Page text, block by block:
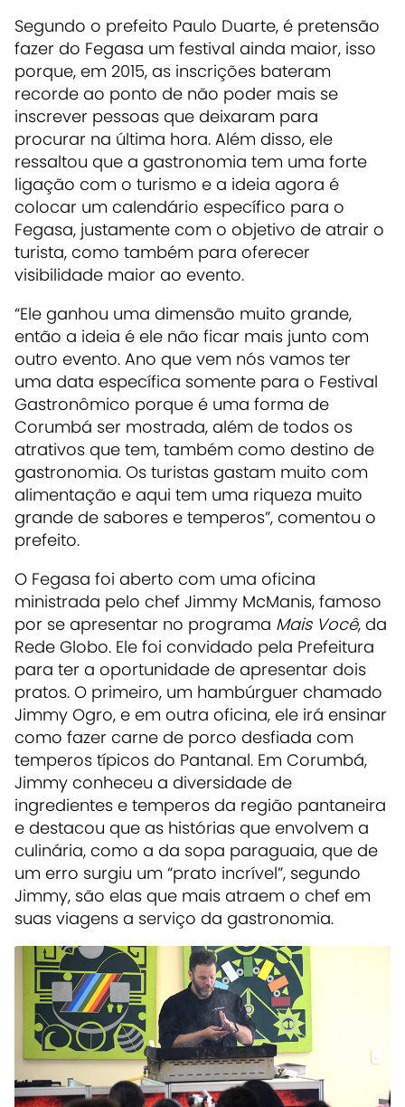
Segundo o prefeito Paulo Duarte, é pretensão
fazer do Fegasa um festival ainda maior, isso
porque, em 2015, as inscrições bateram
recorde ao ponto de não poder mais se
inscrever pessoas que deixaram para
procurar na última hora. Além disso, ele
ressaltou que a gastronomia tem uma forte
ligação com o turismo e a ideia agora é
colocar um calendário específico para o
Fegasa, justamente com o objetivo de atrair o
turista, como também para oferecer
visibilidade maior ao evento.
“Ele ganhou uma dimensão muito grande,
então a ideia é ele não ficar mais junto com
outro evento. Ano que vem nós vamos ter
uma data específica somente para o Festival
Gastronômico porque é uma forma de
Corumbá ser mostrada, além de todos os
atrativos que tem, também como destino de
gastronomia. Os turistas gastam muito com
alimentação e aqui tem uma riqueza muito
grande de sabores e temperos”, comentou o
prefeito.
O Fegasa foi aberto com uma oficina
ministrada pelo chef Jimmy McManis, famoso
por se apresentar no programa Mais Você, da
Rede Globo. Ele foi convidado pela Prefeitura
para ter a oportunidade de apresentar dois
pratos. O primeiro, um hambúrguer chamado
Jimmy Ogro, e em outra oficina, ele irá ensinar
como fazer carne de porco desfiada com
temperos típicos do Pantanal. Em Corumbá,
Jimmy conheceu a diversidade de
ingredientes e temperos da região pantaneira
e destacou que as histórias que envolvem a
culinária, como a da sopa paraguaia, que de
um erro surgiu um “prato incrível”, segundo
Jimmy, são elas que mais atraem o chef em
suas viagens a serviço da gastronomia.